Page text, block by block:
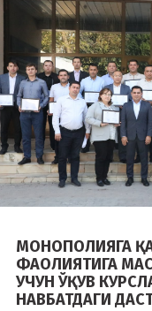
МОНОПОЛИЯГА
ФАОЛИЯТИГА
УЧУН ЎҚУВ
НАВБАТДАГИ